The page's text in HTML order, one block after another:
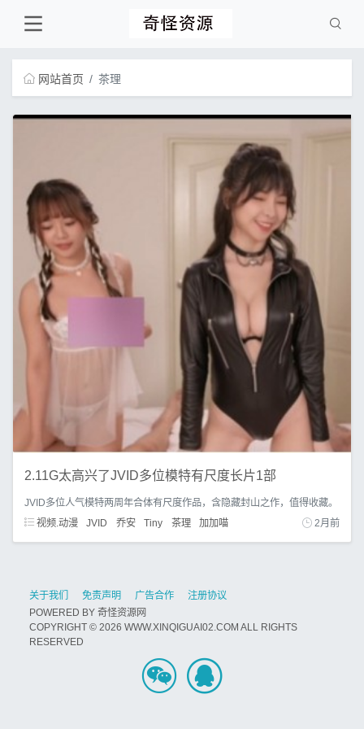
网站首页 茶理
2.11G太高兴了JVID多位模特有尺度长片1部
JVID多位人气模特两周年合体有尺度作品，含隐藏封山之作，值得收藏。
视频.动漫
JVID 乔安 Tiny 茶理 加加喵 2月前
关于我们 免责声明 广告合作
注册协议
POWERED BY 奇怪资源网
COPYRIGHT © 2026 WWW.XINQIGUAI02.COM ALL RIGHTS
RESERVED